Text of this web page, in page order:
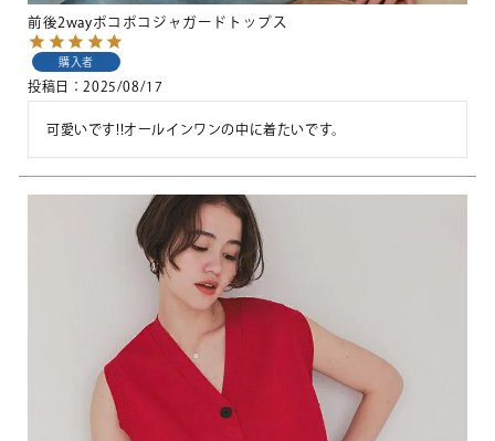
前後2wayポコポコジャガードトップス
購入者
投稿日 2025/08/17
可愛いです!!オールインワンの中に着たいです。